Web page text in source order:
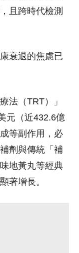
且跨時代檢測
衰退的焦慮已
法（TRT）」
元（近432.6億
等副作用，必
劑與傳統「補
地黃丸等經典
著增長。